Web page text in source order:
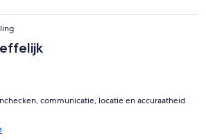
communicatie, locatie en accuraatheid